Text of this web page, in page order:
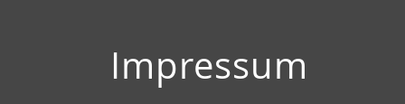
Impressum